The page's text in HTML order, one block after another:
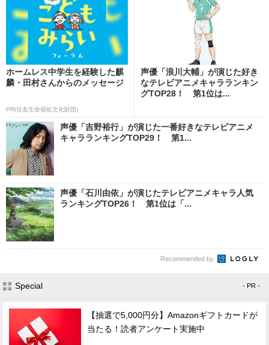
ホームレス中学生を経験した麒
麟・田村さんからのメッセージ
PR(住友生命福祉文化財団)
声優「浪川大輔」が演じた好き
なテレビアニメキャラランキン
グTOP28！ 第1位は...
声優「吉野裕行」が演じた一番好きなテレビアニメ
キャラランキングTOP29！ 第1...
声優「石川由依」が演じたテレビアニメキャラ人気
ランキングTOP26！ 第1位は「...
Recommended by
Special - PR -
【抽選で5,000円分】Amazonギフトカードが
当たる！読者アンケート実施中